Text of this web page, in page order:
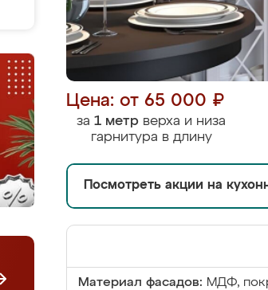
Цена: от 65 000 ₽
за 1 метр верха и низа
гарнитура в длину
Посмотреть акции на
Материал фасадов: МДФ,